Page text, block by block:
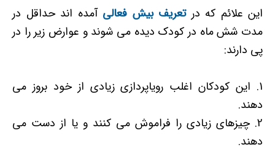
این علائم که درتعریف بیش فعالی آمده اند حداقل در
مدت شش ماه در کودک دیده می شوند و عوارض زیر را در
پی دارند:
این کودکان اغلب رویاپردازی زیادی از خود بروز می
دهند.
چیزهای زیادی را فراموش می کنند و یا از دست می
دهند.